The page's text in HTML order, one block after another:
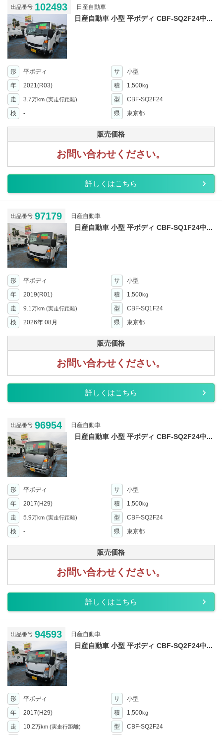
出品番号 102493 日産自動車
日産自動車 小型 平ボディ CBF-SQ2F24中...
形 平ボディ サ
小型
年
2021(R03) 積 1,500kg
走 3.7万km (実走行距離) 型
CBF-SQ2F24
検
- 県 東京都
販売価格
お問い合わせください。
詳しくはこちら
出品番号 97179 日産自動車
日産自動車 小型 平ボディ CBF-SQ1F24中...
形 平ボディ サ
小型
年
2019(R01) 積 1,500kg
走 9.1万km (実走行距離) 型
CBF-SQ1F24
検
2026年 08月 県 東京都
販売価格
お問い合わせください。
詳しくはこちら
出品番号 96954 日産自動車
日産自動車 小型 平ボディ CBF-SQ2F24中...
形 平ボディ サ
小型
年
2017(H29) 積 1,500kg
走 5.9万km (実走行距離) 型
CBF-SQ2F24
検
- 県 東京都
販売価格
お問い合わせください。
詳しくはこちら
出品番号 94593 日産自動車
日産自動車 小型 平ボディ CBF-SQ2F24中...
形 平ボディ サ
小型
年
2017(H29) 積 1,500kg
走 10.2万km (実走行距離) 型
CBF-SQ2F24